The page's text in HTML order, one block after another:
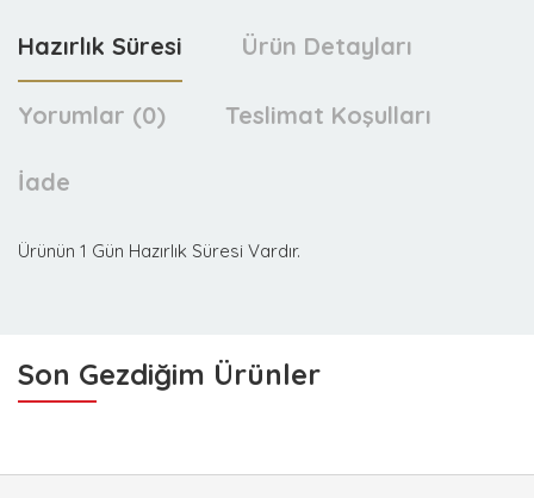
Hazırlık Süresi Ürün Detayları
Yorumlar (0) Teslimat Koşulları
İade
Ürünün 1 Gün Hazırlık Süresi Vardır.
Son Gezdiğim Ürünler